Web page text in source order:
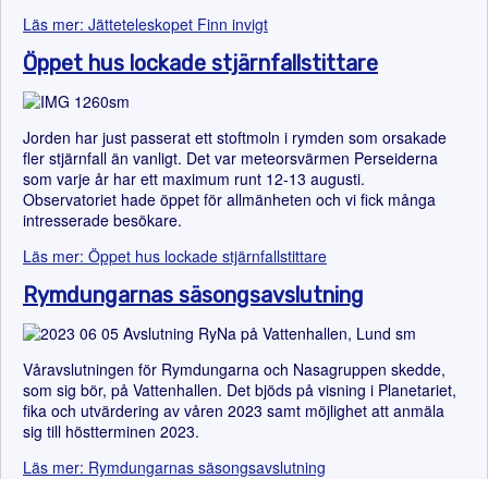
Läs mer: Jätteteleskopet Finn invigt
Öppet hus lockade stjärnfallstittare
Jorden har just passerat ett stoftmoln i rymden som orsakade
fler stjärnfall än vanligt. Det var meteor­svärmen Perseiderna
som varje år har ett maximum runt 12-13 augusti.
Observatoriet hade öppet för allmänheten och vi fick många
intresserade besökare.
Läs mer: Öppet hus lockade stjärnfallstittare
Rymdungarnas säsongsavslutning
Våravslutningen för Rymdungarna och Nasagruppen skedde,
som sig bör, på Vattenhallen. Det bjöds på visning i Planetariet,
fika och utvärdering av våren 2023 samt möjlighet att anmäla
sig till höstterminen 2023.
Läs mer: Rymdungarnas säsongsavslutning